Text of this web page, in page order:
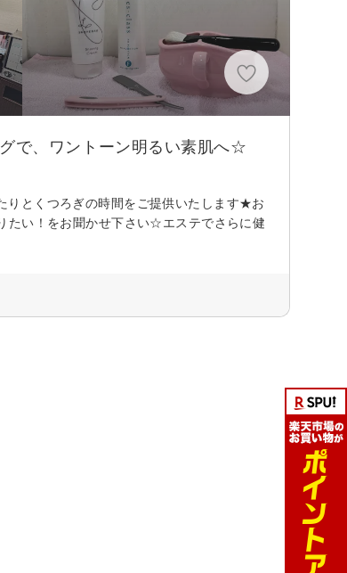
で、ワントーン明るい素肌へ☆
りとくつろぎの時間をご提供いたします★お
たい！をお聞かせ下さい☆エステでさらに健